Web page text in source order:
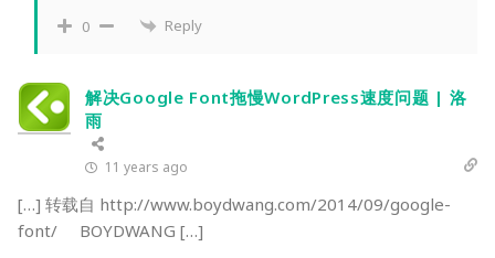
0 Reply
解决Google Font拖慢WordPress速度问题 | 洛
雨
11 years ago
[…] 转载自 http://www.boydwang.com/2014/09/google-
font/ BOYDWANG […]